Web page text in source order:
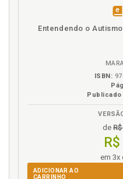
Entendendo o
ISBN:
Publicado
de
em 3x
ADICIONAR AO
CARRINHO